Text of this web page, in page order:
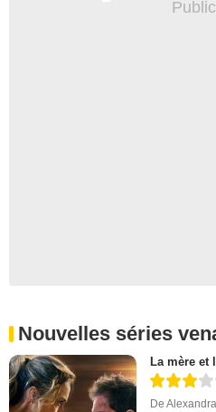
Nouvelles séries
La mère et
De